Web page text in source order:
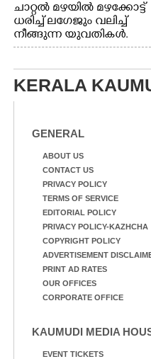
ചാറ്റൽ മഴയിൽ മഴക്കോട്ട്
ധരിച്ച് ലഗേജും വലിച്ച്
നീങ്ങുന്ന യുവതികൾ.
എറണാകുളം മേനകയിൽ
KERALA
GENERAL
ABOUT US
CONTACT US
PRIVACY POLICY
TERMS OF SERVICE
EDITORIAL POLICY
PRIVACY POLICY-KAZHCHA
COPYRIGHT POLICY
ADVERTISEMENT
PRINT AD RATES
OUR OFFICES
CORPORATE OFFICE
KAUMUDI MEDIA
EVENT TICKETS